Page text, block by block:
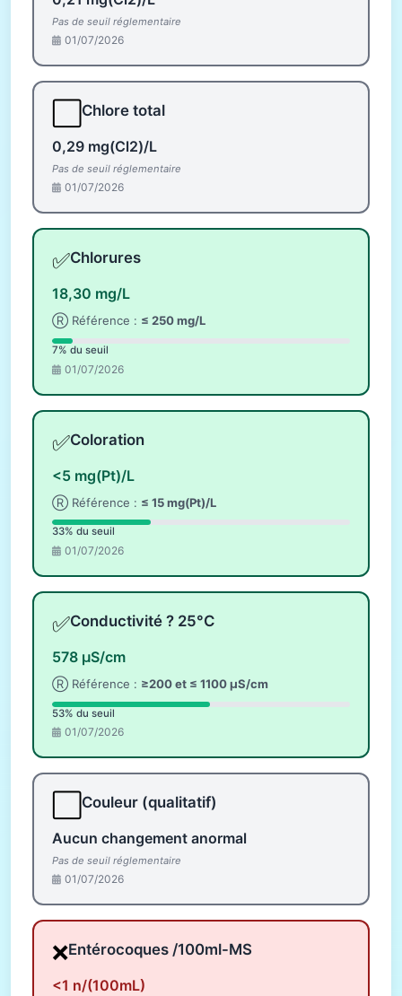
Pas de seuil réglementaire
01/07/2026
Chlore total
0,29 mg(Cl2)/L
Pas de seuil réglementaire
01/07/2026
✅Chlorures
18,30 mg/L
Ⓡ Référence : ≤ 250 mg/L
7% du seuil
01/07/2026
✅Coloration
<5 mg(Pt)/L
Ⓡ Référence : ≤ 15 mg(Pt)/L
33% du seuil
01/07/2026
✅Conductivité ? 25°C
578 µS/cm
Ⓡ Référence : ≥200 et ≤ 1100 µS/cm
53% du seuil
01/07/2026
Couleur (qualitatif)
Aucun changement anormal
Pas de seuil réglementaire
01/07/2026
❌Entérocoques /100ml-MS
<1 n/(100mL)